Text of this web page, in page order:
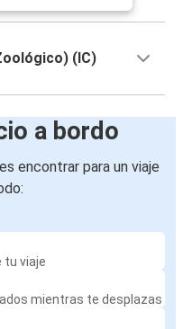
(IC)
a bordo
encontrar para un viaje
tu viaje
mientras te desplazas